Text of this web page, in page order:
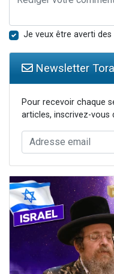
Je veux être averti
Newsletter
Pour recevoir chaque
articles, inscrivez-vous